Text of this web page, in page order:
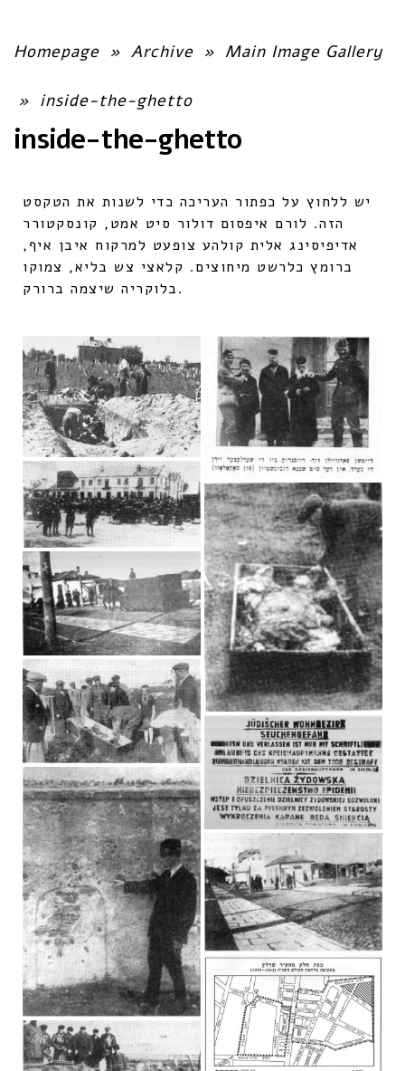
Homepage » Archive » Main Image Gallery
» inside-the-ghetto
inside-the-ghetto
יש ללחוץ על כפתור העריכה כדי לשנות את הטקסט
הזה. לורם איפסום דולור סיט אמט, קונסקטורר
אדיפיסינג אלית קולהע צופעט למרקוח איבן איף,
ברומץ כלרשט מיחוצים. קלאצי צש בליא, צמוקו
בלוקריה שיצמה ברורק.